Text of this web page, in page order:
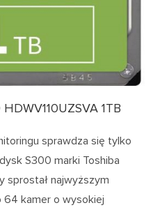
1TB
sprawdza się tylko
S300 marki Toshiba
sprostał najwyższym
64 kamer o wysokiej